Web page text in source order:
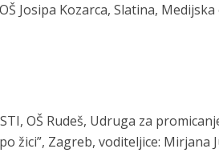
Josipa Kozarca, Slatina,
OŠ Rudeš, Udruga za
žici”, Zagreb, voditeljice: Mirjana